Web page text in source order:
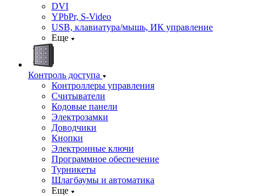
DVI
YPbPr, S-Video
USB, клавиатура/мышь, ИК управление
Еще
Контроль доступа
Контроллеры управления
Считыватели
Кодовые панели
Электрозамки
Доводчики
Кнопки
Электронные ключи
Программное обеспечение
Турникеты
Шлагбаумы и автоматика
Еще